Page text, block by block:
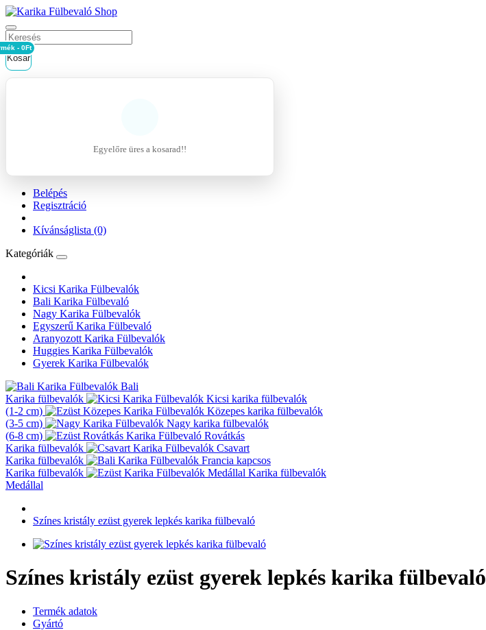
Kosár
- 0Ft
Egyelőre üres a kosarad!!
Belépés
Regisztráció
Kívánságlista (0)
Kategóriák
Kicsi Karika Fülbevalók
Bali Karika Fülbevaló
Nagy Karika Fülbevalók
Egyszerű Karika Fülbevaló
Aranyozott Karika Fülbevalók
Huggies Karika Fülbevalók
Gyerek Karika Fülbevalók
Bali
Karika fülbevalók
Kicsi karika fülbevalók
(1-2 cm)
Közepes karika fülbevalók
(3-5 cm)
Nagy karika fülbevalók
(6-8 cm)
Rovátkás
Karika fülbevalók
Csavart
Karika fülbevalók
Francia kapcsos
Karika fülbevalók
Karika fülbevalók
Medállal
Színes kristály ezüst gyerek lepkés karika fülbevaló
Színes kristály ezüst gyerek lepkés karika fülbevaló
Termék adatok
Gyártó